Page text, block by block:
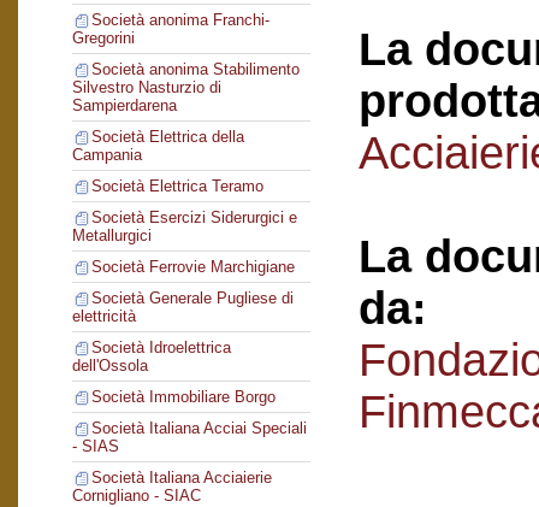
Società anonima Franchi-
Gregorini
Società anonima Stabilimento
Silvestro Nasturzio di
Sampierdarena
Società Elettrica della
Campania
Società Elettrica Teramo
Società Esercizi Siderurgici e
Metallurgici
Società Ferrovie Marchigiane
Società Generale Pugliese di
elettricità
Società Idroelettrica
dell'Ossola
Società Immobiliare Borgo
Società Italiana Acciai Speciali
- SIAS
Società Italiana Acciaierie
Cornigliano - SIAC
La
La
da: